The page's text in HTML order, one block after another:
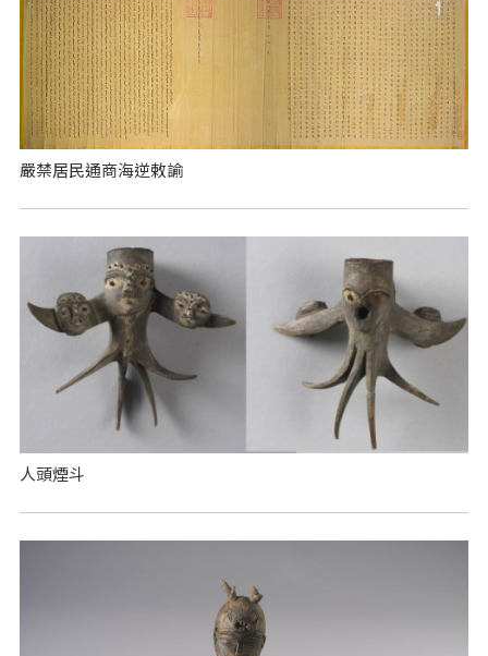
嚴禁居民通商海逆敕諭
人頭煙斗